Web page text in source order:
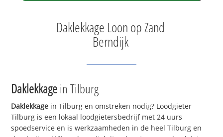
Daklekkage Loon op Zand
Berndijk
Daklekkagein Tilburg
Daklekkage in Tilburg en omstreken nodig? Loodgieter
Tilburg is een lokaal loodgietersbedrijf met 24 uurs
spoedservice en is werkzaamheden in de heel Tilburg en